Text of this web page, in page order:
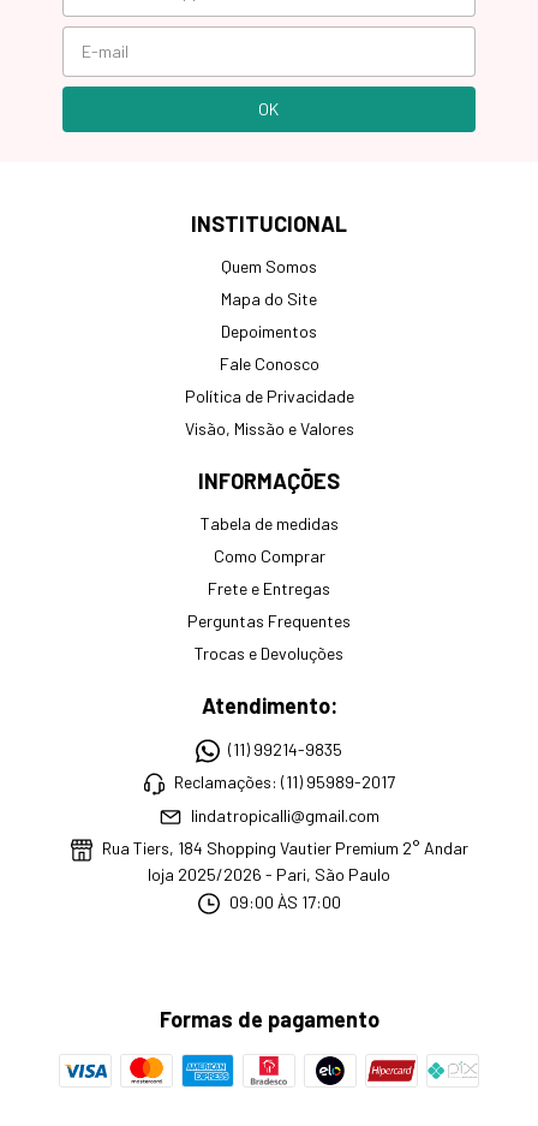
INSTITUCIONAL
Quem Somos
Mapa do Site
Depoimentos
Fale Conosco
Política de Privacidade
Visão, Missão e Valores
INFORMAÇÕES
Tabela de medidas
Como Comprar
Frete e Entregas
Perguntas Frequentes
Trocas e Devoluções
Atendimento:
(11) 99214-9835
Reclamações: (11) 95989-2017
lindatropicalli@gmail.com
Rua Tiers, 184 Shopping Vautier Premium 2° Andar
loja 2025/2026 - Pari, São Paulo
09:00 ÀS 17:00
Formas de pagamento